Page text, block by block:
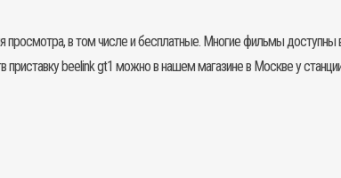
просмотра, в том числе и бесплатные. Многие фильмы
приставкуbeelink gt1 можно в нашем магазине в Москве у